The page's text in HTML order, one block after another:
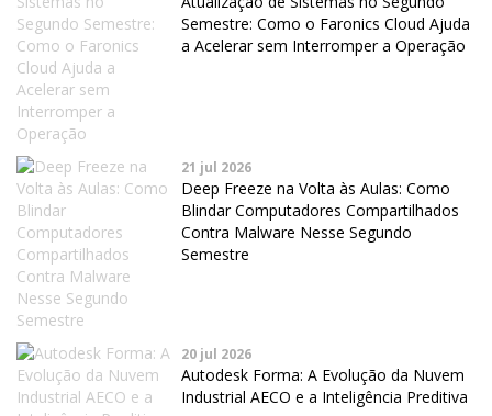
Semestre: Como o Faronics Cloud Ajuda
a Acelerar sem Interromper a Operação
21 jul 2026
Deep Freeze na Volta às Aulas: Como
Blindar Computadores Compartilhados
Contra Malware Nesse Segundo
Semestre
20 jul 2026
Autodesk Forma: A Evolução da Nuvem
Industrial AECO e a Inteligência Preditiva